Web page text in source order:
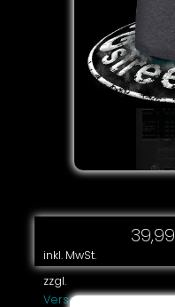
39,99
inkl. MwSt.
zzgl.
Versandkosten